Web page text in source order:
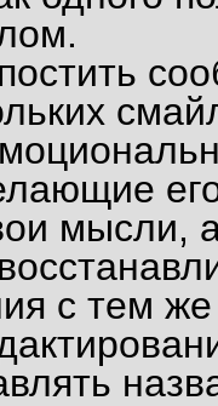
мысли,
с тем